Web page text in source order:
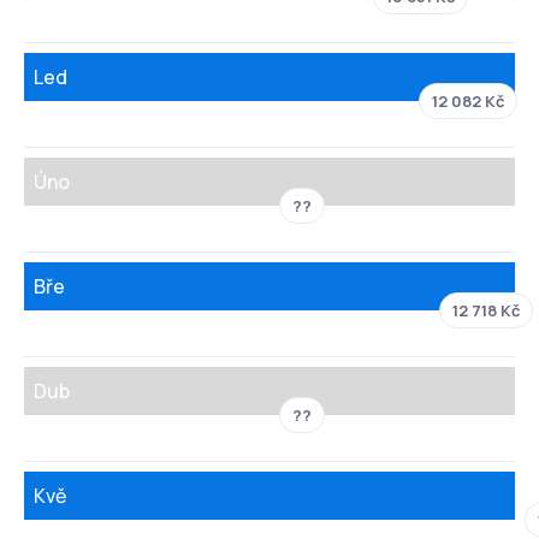
Led
12 082 Kč
Úno
??
Bře
12 718 Kč
Dub
??
Kvě